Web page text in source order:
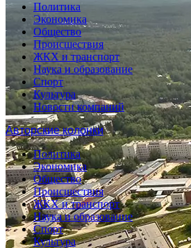
Политика
Экономика
Общество
Происшествия
ЖКХ и транспорт
Наука и образование
Спорт
Культура
Новости компаний
Авторские колонки
Политика
Экономика
Общество
Происшествия
ЖКХ и транспорт
Наука и образование
Спорт
Культура